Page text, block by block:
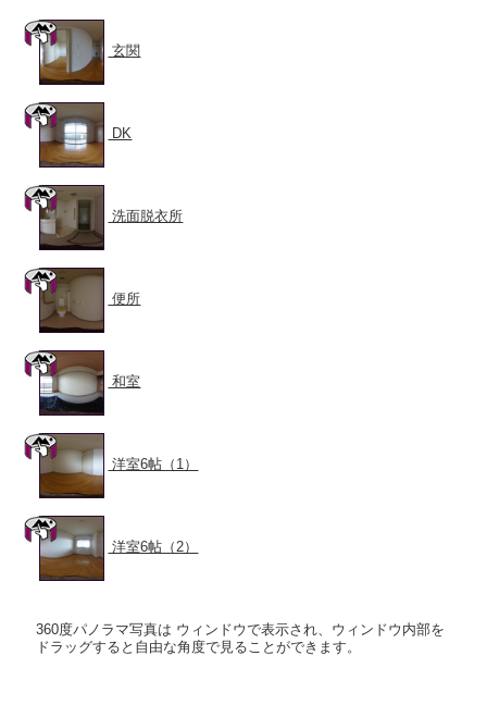
玄関
DK
洗面脱衣所
便所
和室
洋室6帖（1）
洋室6帖（2）
360度パノラマ写真は ウィンドウで表示され、ウィンドウ内部を
ドラッグすると自由な角度で見ることができます。